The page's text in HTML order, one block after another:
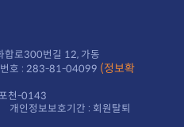
합로300번길 12, 가동
호 : 283-81-04099
천-0143